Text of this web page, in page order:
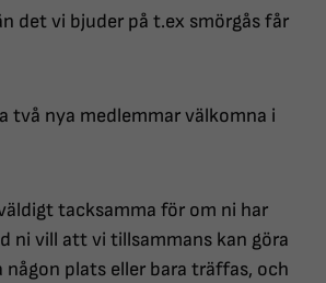
det vi bjuder på t.ex smörgås får
två nya medlemmar välkomna i
tacksamma för om ni har
ni vill att vi tillsammans kan göra
någon plats eller bara träffas, och